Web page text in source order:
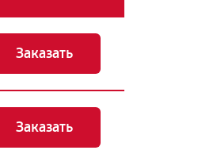
Заказать
Заказать